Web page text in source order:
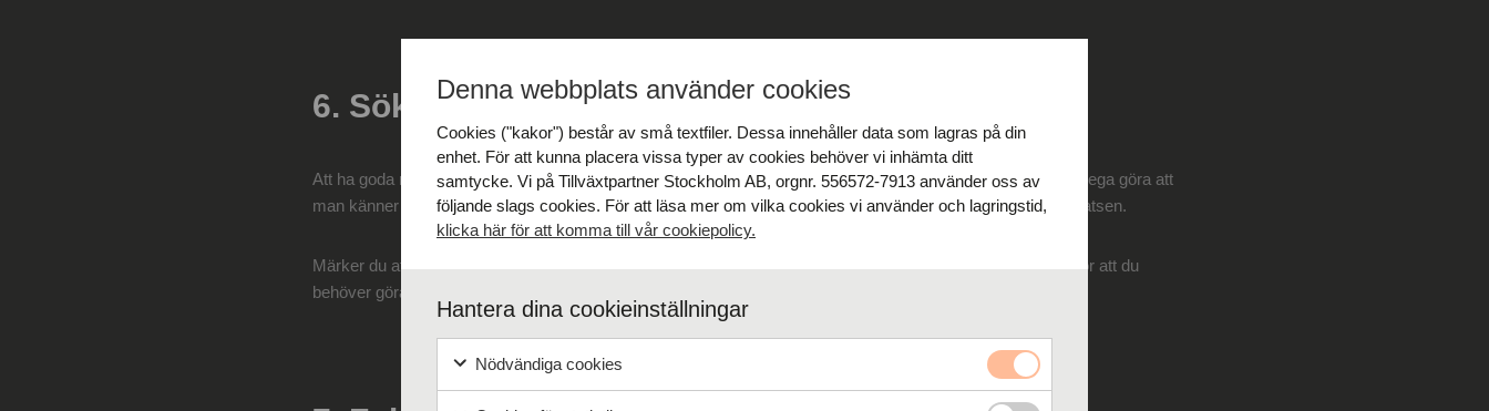
6. Sök Stöd Hos Kollegor
Att ha goda relationer på arbetsplatsen är viktigt. Om man inte trivs på jobbet kan en bra relation med en kollega göra att
man känner sig mindre ensam i sin situation. Sök stöd och försök att bygga upp en gemenskap på arbetsplatsen.
Märker du att fler känner som du gör kan det kännas bättre att ta upp det med chefen tillsammans. Istället för att du
behöver göra det själv.
Denna webbplats använder cookies
Cookies ("kakor") består av små textfiler. Dessa innehåller data som lagras på din
enhet. För att kunna placera vissa typer av cookies behöver vi inhämta ditt
samtycke. Vi på Tillväxtpartner Stockholm AB, orgnr. 556572-7913 använder oss av
följande slags cookies. För att läsa mer om vilka cookies vi använder och lagringstid,
klicka här för att komma till vår cookiepolicy.
Hantera dina cookieinställningar
Nödvändiga cookies